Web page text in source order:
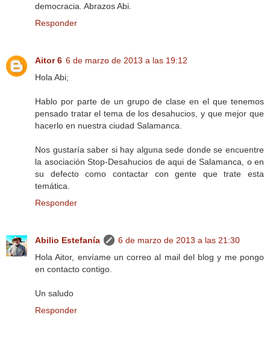
democracia. Abrazos Abi.
Responder
Aitor 6 6 de marzo de 2013 a las 19:12
Hola Abi;
Hablo por parte de un grupo de clase en el que tenemos
pensado tratar el tema de los desahucios, y que mejor que
hacerlo en nuestra ciudad Salamanca.
Nos gustaría saber si hay alguna sede donde se encuentre
la asociación Stop-Desahucios de aqui de Salamanca, o en
su defecto como contactar con gente que trate esta
temática.
Responder
Abilio Estefanía
6 de marzo de 2013 a las 21:30
Hola Aitor, envíame un correo al mail del blog y me pongo
en contacto contigo.
Un saludo
Responder